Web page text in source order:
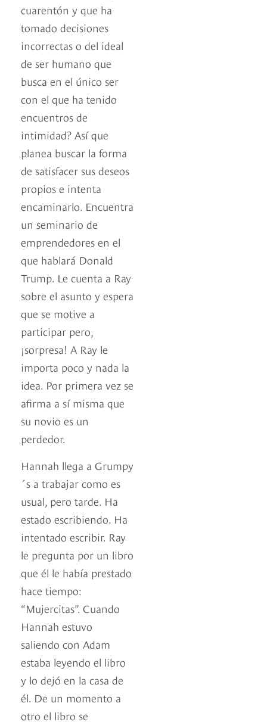
cuarentón y que ha
tomado decisiones
incorrectas o del ideal
de ser humano que
busca en el único ser
con el que ha tenido
encuentros de
intimidad? Así que
planea buscar la forma
de satisfacer sus deseos
propios e intenta
encaminarlo. Encuentra
un seminario de
emprendedores en el
que hablará Donald
Trump. Le cuenta a Ray
sobre el asunto y espera
que se motive a
participar pero,
¡sorpresa! A Ray le
importa poco y nada la
idea. Por primera vez se
afirma a sí misma que
su novio es un
perdedor.
Hannah llega a Grumpy
´s a trabajar como es
usual, pero tarde. Ha
estado escribiendo. Ha
intentado escribir. Ray
le pregunta por un libro
que él le había prestado
hace tiempo:
“Mujercitas”. Cuando
Hannah estuvo
saliendo con Adam
estaba leyendo el libro
y lo dejó en la casa de
él. De un momento a
otro el libro se